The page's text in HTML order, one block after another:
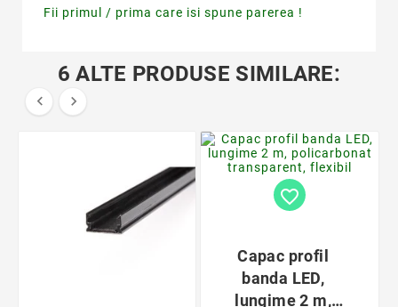
Fii primul / prima care isi spune parerea !
6 ALTE PRODUSE SIMILARE:
 
favorite_border
Capac profil
banda LED,
lungime 2 m,